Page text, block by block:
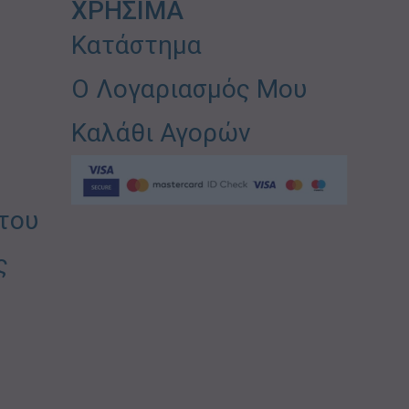
ΧΡΗΣΙΜΑ
Κατάστημα
Ο Λογαριασμός Μου
Καλάθι Αγορών